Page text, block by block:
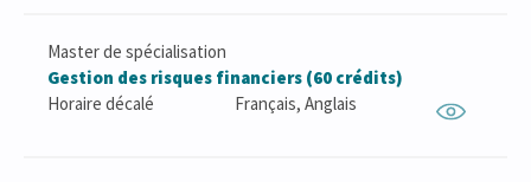
Master de spécialisation
Gestion des risques financiers (60 crédits)
Horaire décalé
Français, Anglais